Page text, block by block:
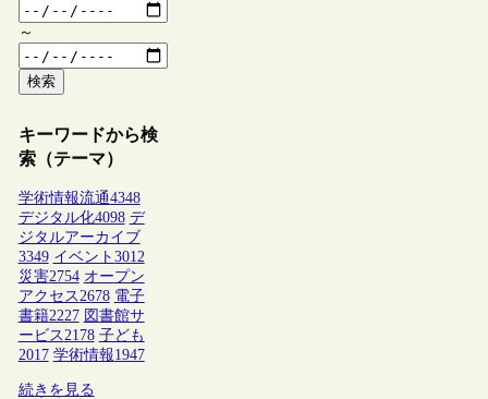
～
検索
キーワードから検
索（テーマ）
学術情報流通4348
デジタル化4098 デ
ジタルアーカイブ
3349 イベント 3012
災害2754 オープン
アクセス2678 電子
書籍2227 図書館サ
ービス2178 子ども
2017 学術情報1947
続きを見る